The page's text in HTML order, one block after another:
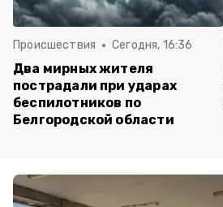
Происшествия Сегодня, 16:36
Два мирных жителя
пострадали при ударах
беспилотников по
Белгородской области